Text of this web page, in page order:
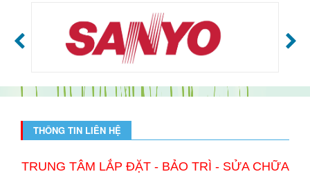
THÔNG TIN LIÊN HỆ
TRUNG TÂM LẮP ĐẶT - BẢO TRÌ - SỬA CHỮA